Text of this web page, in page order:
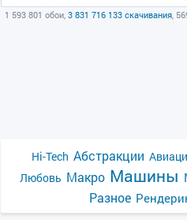
1 593 801 обои, 3 831 716 133 скачивания,
Hi-Tech Абстракции
Любовь Макро Машины
Разное